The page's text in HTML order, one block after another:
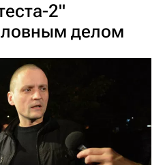
2"
делом